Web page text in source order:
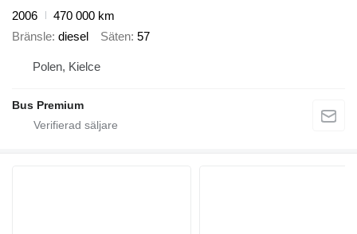
2006
470 000 km
Bränsle diesel Säten 57
Polen, Kielce
Bus Premium